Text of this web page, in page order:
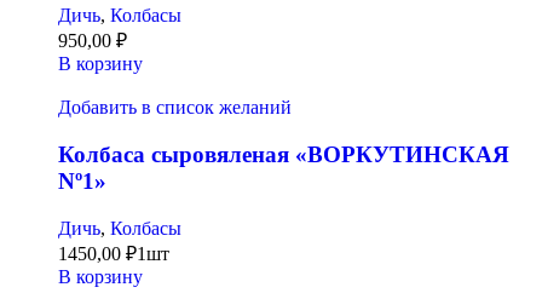
Дичь, Колбасы
950,00 ₽
В корзину
Добавить в список желаний
Колбаса сыровяленая «ВОРКУТИНСКАЯ
Nº1»
Дичь, Колбасы
1450,00 ₽1шт
В корзину